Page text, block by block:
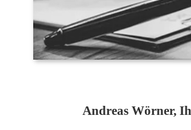
Andreas Wörner,